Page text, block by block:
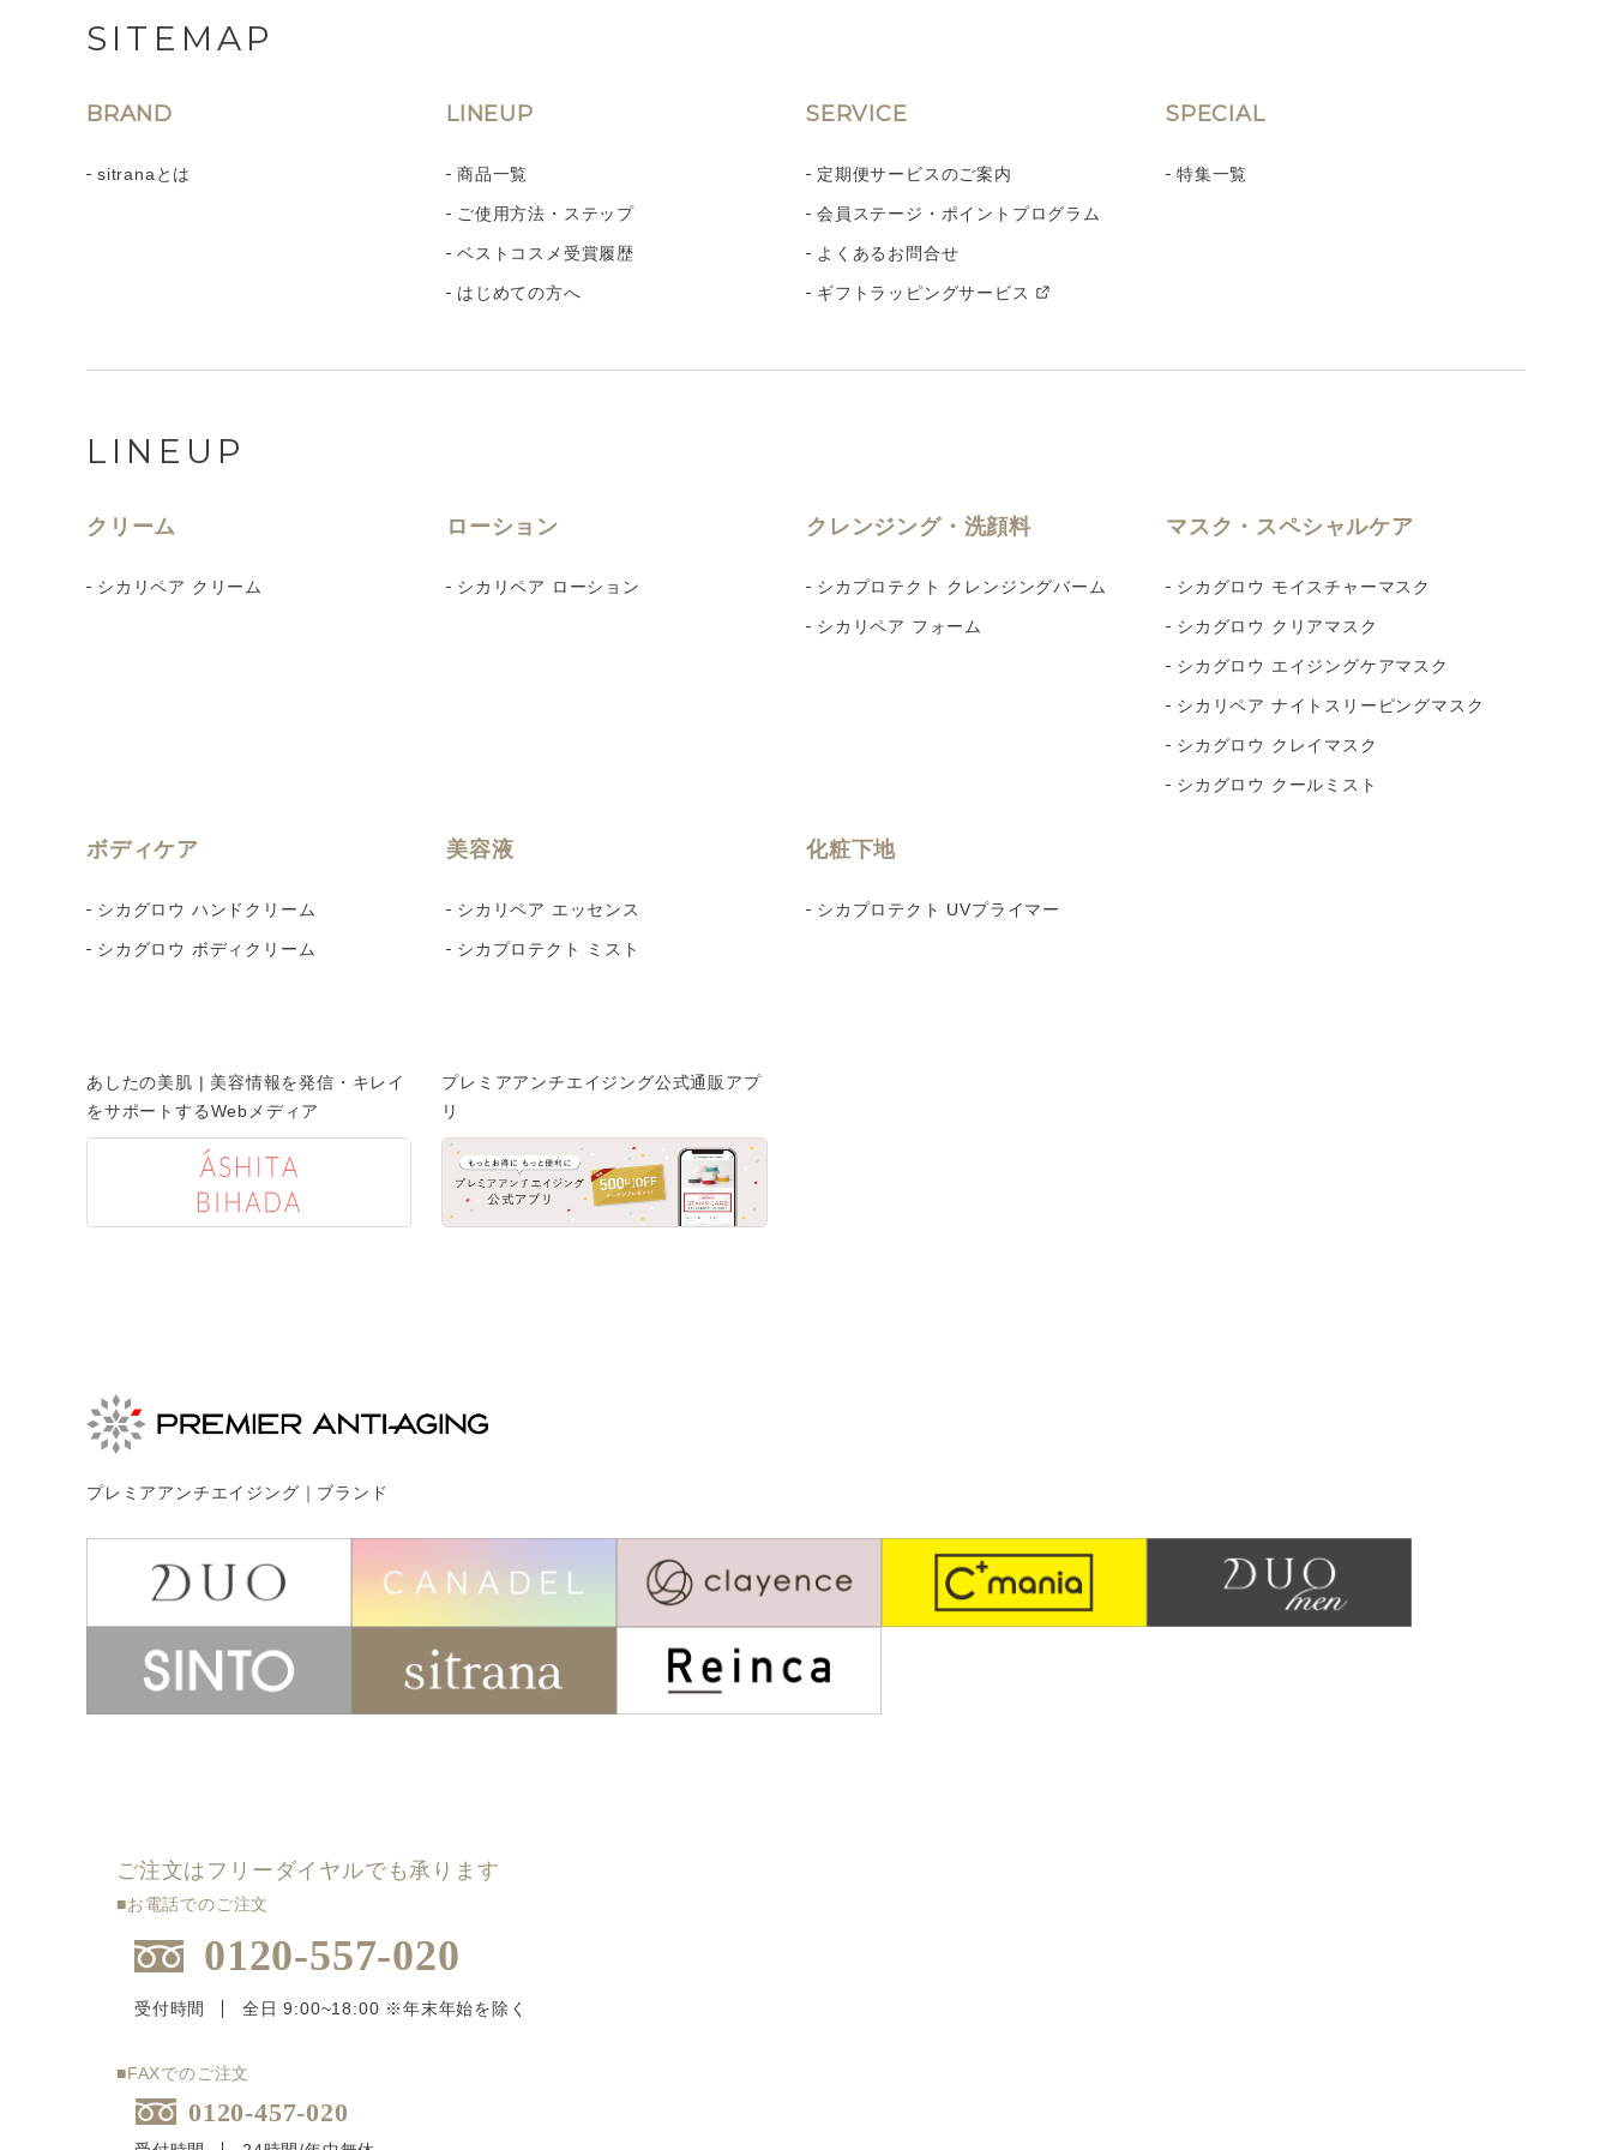
SITEMAP
BRAND
sitranaとは
LINEUP
商品一覧
ご使用方法・ステップ
ベストコスメ受賞履歴
はじめての方へ
SERVICE
定期便サービスのご案内
会員ステージ・ポイントプログラム
よくあるお問合せ
ギフトラッピングサービス
SPECIAL
特集一覧
LINEUP
クリーム
シカリペア クリーム
ローション
シカリペア ローション
クレンジング・洗顔料
シカプロテクト クレンジングバーム
シカリペア フォーム
マスク・スペシャルケア
シカグロウ モイスチャーマスク
シカグロウ クリアマスク
シカグロウ エイジングケアマスク
シカリペア ナイトスリーピングマスク
シカグロウ クレイマスク
シカグロウ クールミスト
ボディケア
シカグロウ ハンドクリーム
シカグロウ ボディクリーム
美容液
シカリペア エッセンス
シカプロテクト ミスト
化粧下地
シカプロテクト UVプライマー
あしたの美肌 | 美容情報を発信・キレイ
をサポートするWebメディア
プレミアアンチエイジング公式通販アプ
リ
プレミアアンチエイジング｜ブランド
ご注文はフリーダイヤルでも承ります
■お電話でのご注文
0120-557-020
受付時間 全日 9:00~18:00 ※年末年始を除く
■FAXでのご注文
0120-457-020